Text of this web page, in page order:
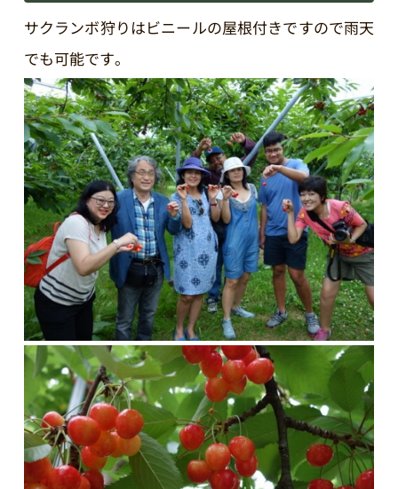
サクランボ狩りはビニールの屋根付きですので雨天
でも可能です。